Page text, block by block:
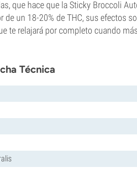
que hace que la Sticky Broccoli
de un 18-20% de THC, sus efectos
te relajará por completo cuando
Técnica